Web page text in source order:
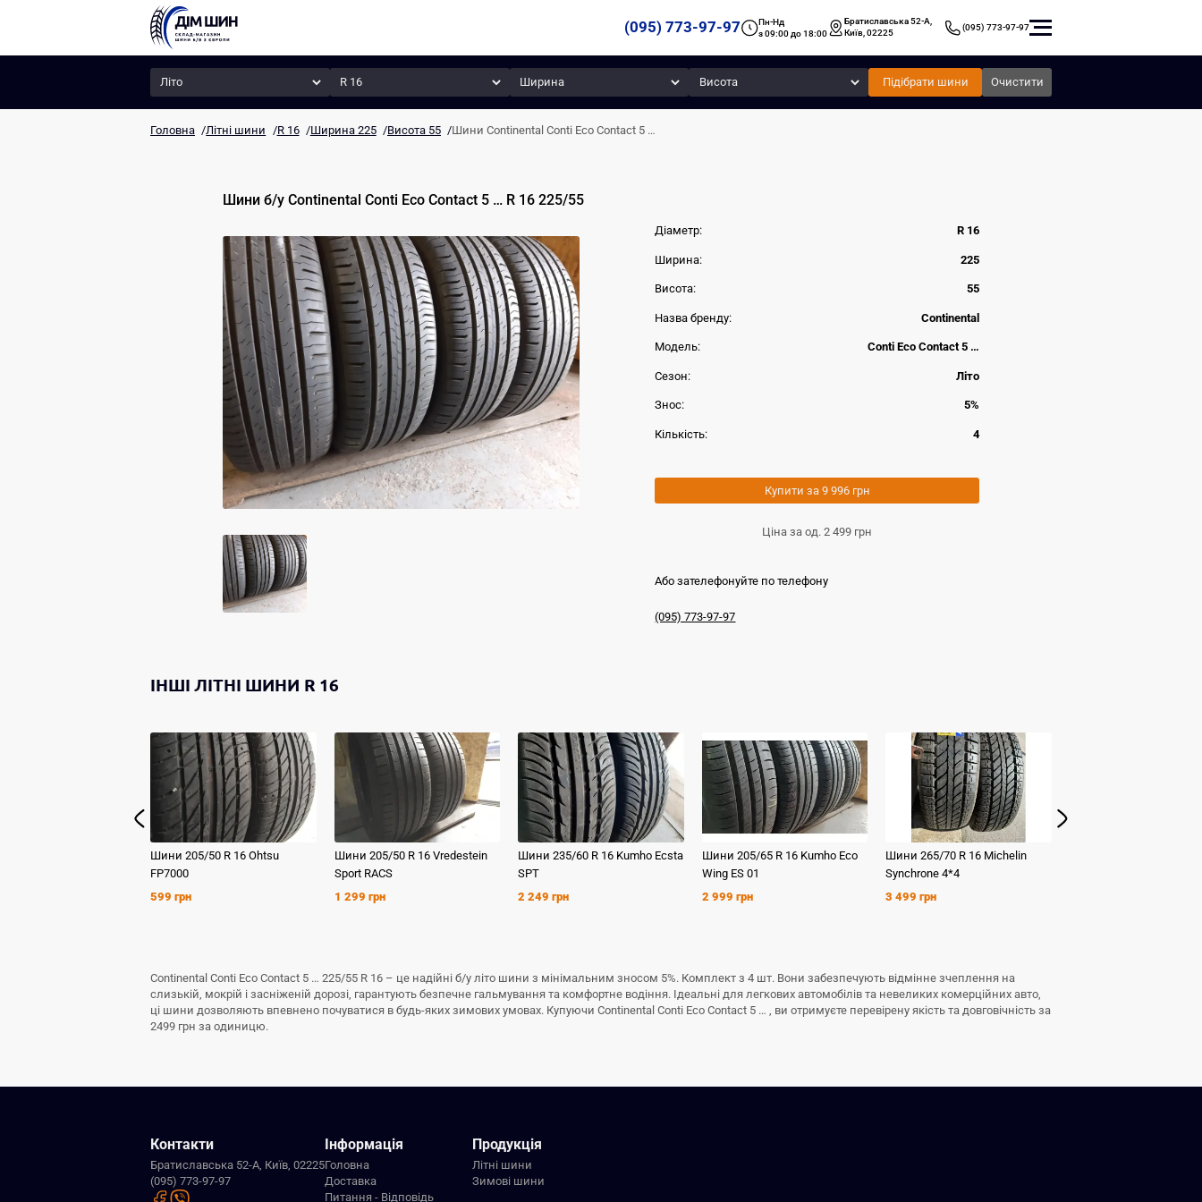
(095) 773-97-97
Пн-Нд
з 09:00 до 18:00
Братиславська 52-А,
Київ, 02225
(095) 773-97-97
Сезон Радіус Ширина Висота
Підібрати шини Очистити
Головна /Літні шини /R 16 /Ширина 225 /Висота 55 /Шини Continental Conti Eco Contact 5 …
Шини б/у Continental Conti Eco Contact 5 … R 16 225/55
Діаметр: R 16
Ширина: 225
Висота: 55
Назва бренду: Continental
Модель: Conti Eco Contact 5 …
Сезон: Літо
Знос: 5%
Кількість: 4
Купити за 9 996 грн
Ціна за од.2 499 грн
Або зателефонуйте по телефону
(095) 773-97-97
ІНШІЛІТНІ ШИНИ R 16
Шини 205/50 R 16 Ohtsu
FP7000
599 грн
Шини 205/50 R 16 Vredestein
Sport RACS
1 299 грн
Шини235/60 R 16 Kumho Ecsta
SPT
2 249 грн
Шини 205/65 R 16 Kumho Eco
Wing ES 01
2 999 грн
Шини265/70 R 16 Michelin
Synchrone 4*4
3 499 грн
Continental Conti Eco Contact 5 … 225/55 R 16 – це надійні б/у літо шини з мінімальним зносом 5%. Комплект з 4 шт. Вони забезпечують відмінне зчеплення на
слизькій, мокрій і засніженій дорозі, гарантують безпечне гальмування та комфортне водіння. Ідеальні для легкових автомобілів та невеликих комерційних авто,
ці шини дозволяють впевнено почуватися в будь-яких зимових умовах. Купуючи Continental Conti Eco Contact 5 … , ви отримуєте перевірену якість та довговічність за
2499 грн за одиницю.
Контакти
Братиславська 52-А, Київ, 02225
(095) 773-97-97
Інформація
Головна
Доставка
Питання - Відповідь
Продукція
Літні шини
Зимові шини